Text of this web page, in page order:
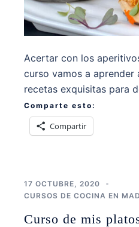
Acertar con los
curso vamos a aprender
recetas exquisitas para
Comparte esto:
Compartir
17 OCTUBRE, 2020
CURSOS DE COCINA EN
Curso de mis